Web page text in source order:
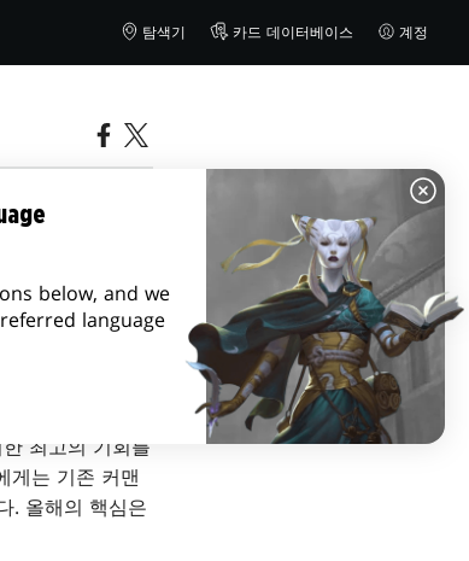
탐색기 카드 데이터베이스 계정
최고의 기회를
게는 기존 커맨
. 올해의 핵심은
below, and we
language